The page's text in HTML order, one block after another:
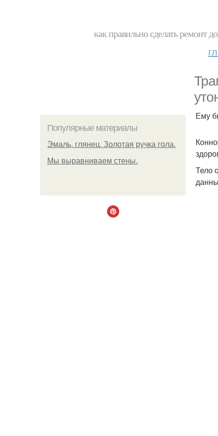
как правильно сделать ремонт
Популярные материалы
Эмаль, глянец. Золотая ручка гола.
Мы выравниваем стены.
Ему
Тело